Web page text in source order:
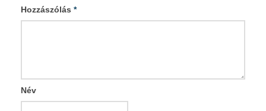
Hozzászólás *
Név